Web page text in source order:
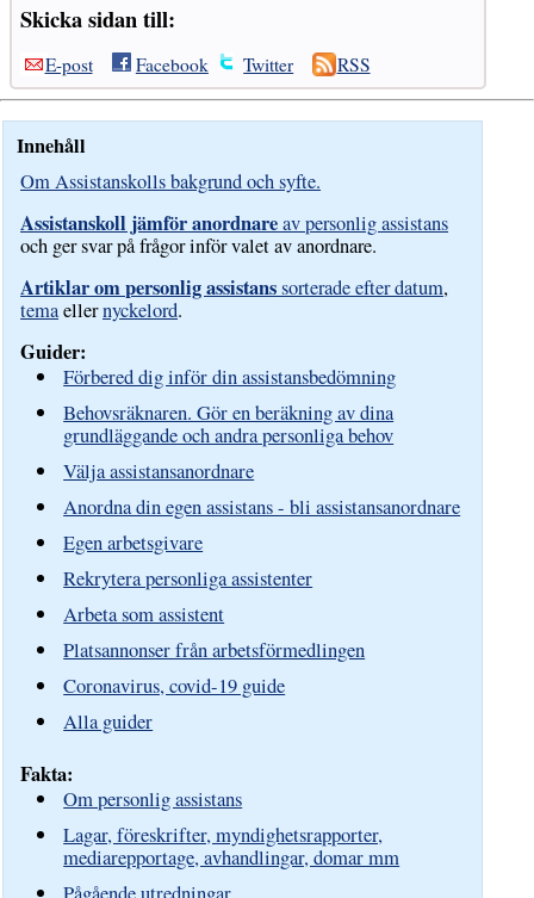
Skicka sidan till:
E-post Facebook Twitter RSS
Innehåll
Om Assistanskolls bakgrund och syfte.
Assistanskoll jämför anordnareav personlig assistans
och ger svar på frågor inför valet av anordnare.
Artiklar om personlig assistanssorterade efter datum,
temaellernyckelord.
Guider:
Förbered dig inför din assistansbedömning
Behovsräknaren. Gör en beräkning av dina
grundläggande och andra personliga behov
Välja assistansanordnare
Anordna din egen assistans - bli assistansanordnare
Egen arbetsgivare
Rekrytera personliga assistenter
Arbeta som assistent
Platsannonser från arbetsförmedlingen
Coronavirus, covid-19 guide
Alla guider
Fakta:
Om personlig assistans
Lagar, föreskrifter, myndighetsrapporter,
mediarepportage, avhandlingar, domar mm
Pågående utredningar